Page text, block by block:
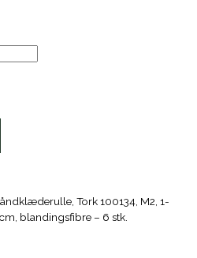
Tork 100134, M2, 1-
blandingsfibre – 6 stk.